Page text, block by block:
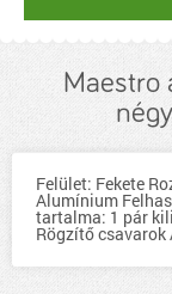
Maestro
Felület: Fekete
Alumínium
tartalma: 1 pár
Rögzítő